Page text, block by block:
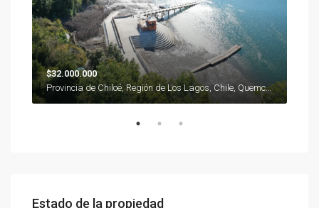
$32.000.000
Provincia de Chiloé, Región de Los Lagos, Chile, Quemchi, Caucahue, Chile
Estado de la propiedad